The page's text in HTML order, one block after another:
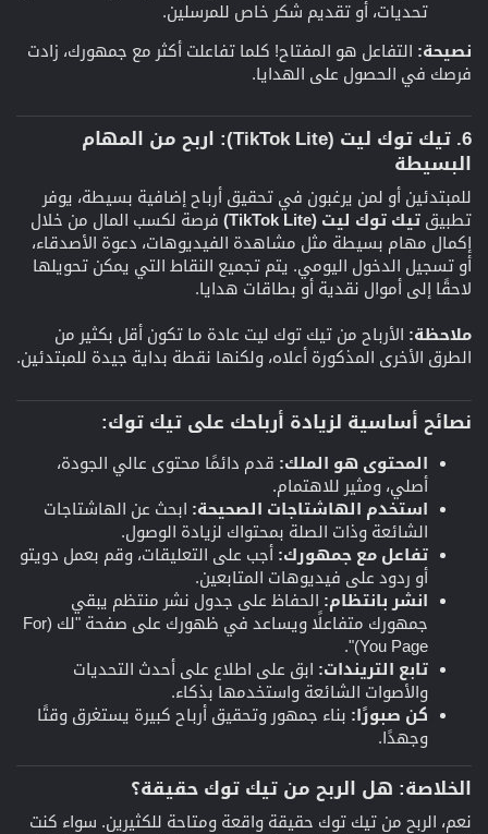
تحديات، أو تقديم شكر خاص للمرسلين.
نصيحة: التفاعل هو المفتاح! كلما تفاعلت أكثر مع جمهورك، زادت
فرصك في الحصول على الهدايا.
6. تيك توك ليت (TikTok Lite): اربح من المهام
البسيطة​
للمبتدئين أو لمن يرغبون في تحقيق أرباح إضافية بسيطة، يوفر
تطبيق تيك توك ليت (TikTok Lite)
فرصة لكسب المال من خلال
إكمال مهام بسيطة مثل مشاهدة الفيديوهات، دعوة الأصدقاء،
أو تسجيل الدخول اليومي. يتم تجميع النقاط التي يمكن تحويلها
لاحقًا إلى أموال نقدية أو بطاقات هدايا.
ملاحظة: الأرباح من تيك توك ليت عادة ما تكون أقل بكثير من
الطرق الأخرى المذكورة أعلاه، ولكنها نقطة بداية جيدة للمبتدئين.
نصائح أساسية لزيادة أرباحك على تيك توك:​
المحتوى هو الملك: قدم دائمًا محتوى عالي الجودة،
أصلي، ومثير للاهتمام.
استخدم الهاشتاجات الصحيحة: ابحث عن الهاشتاجات
الشائعة وذات الصلة بمحتواك لزيادة الوصول.
تفاعل مع جمهورك: أجب على التعليقات، وقم بعمل دويتو
أو ردود على فيديوهات المتابعين.
انشر بانتظام: الحفاظ على جدول نشر منتظم يبقي
جمهورك متفاعلًا ويساعد في ظهورك على صفحة "لك (For
You Page)".
تابع التريندات: ابق على اطلاع على أحدث التحديات
والأصوات الشائعة واستخدمها بذكاء.
كن صبورًا: بناء جمهور وتحقيق أرباح كبيرة يستغرق وقتًا
وجهدًا.
الخلاصة: هل الربح من تيك توك حقيقة؟​
نعم، الربح من تيك توك حقيقة واقعة ومتاحة للكثيرين. سواء كنت